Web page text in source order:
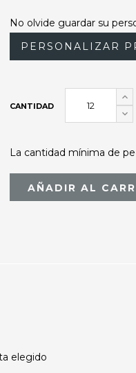
No olvide guardar su
PERSONALIZAR
CANTIDAD
La cantidad mínima de
AÑADIR AL
elegido